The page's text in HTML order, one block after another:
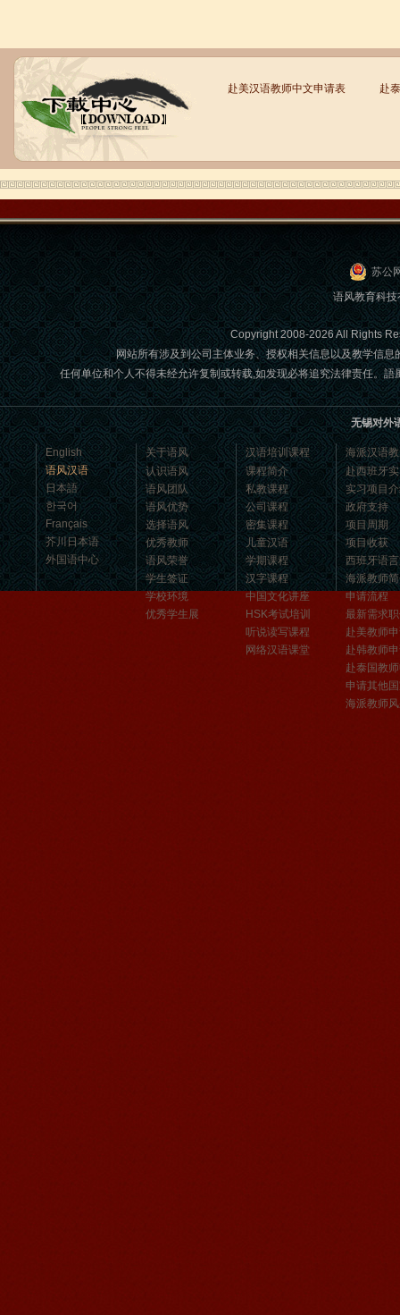
语风汉语学生Florent
我非常喜欢无锡语风汉语学校，这里真
的有最简单的汉语学习方法，我学习汉
语的速度比我原来打算的快得多。我的
汉语老师们都非常可...
赴美汉语教师中文申请表 赴
苏公
语风教育科
Copyright 2008-2026 All Rights
网站所有涉及到公司主体业务、授权相关信息以及教学信
任何单位和个人不得未经允许复制或转载,如发现必将追究法律责任。
无锡对外
English
语风汉语
日本語
한국어
Français
芥川日本语
外国语中心
关于语风
认识语风
语风团队
语风优势
选择语风
优秀教师
语风荣誉
学生签证
学校环境
优秀学生展
汉语培训课程
课程简介
私教课程
公司课程
密集课程
儿童汉语
学期课程
汉字课程
中国文化讲座
HSK考试培训
听说读写课程
网络汉语课堂
海派汉语
赴西班牙
实习项目
政府支持
项目周期
项目收获
西班牙语
海派教师
申请流程
最新需求
赴美教师
赴韩教师
赴泰国教
申请其他
海派教师